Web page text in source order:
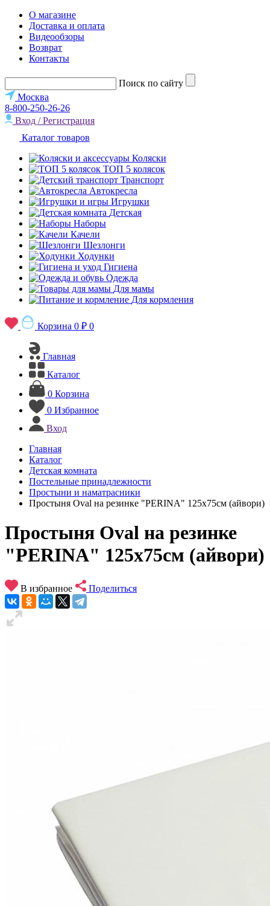
О магазине
Доставка и оплата
Видеообзоры
Возврат
Контакты
Поиск по сайту
Москва
8-800-250-26-26
Вход / Регистрация
Каталог товаров
Коляски
ТОП 5 колясок
Транспорт
Автокресла
Игрушки
Детская
Наборы
Качели
Шезлонги
Ходунки
Гигиена
Одежда
Для мамы
Для кормления
Корзина 0 ₽ 0
Главная
Каталог
0 Корзина
0 Избранное
Вход
Главная
Каталог
Детская комната
Постельные принадлежности
Простыни и наматрасники
Простыня Oval на резинке "PERINA" 125х75см (айвори)
Простыня Oval на резинке
"PERINA" 125х75см (айвори)
В избранное Поделиться